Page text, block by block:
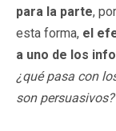
para la parte,
esta forma, el
a uno de los
¿qué pasa con
son persuasivos?